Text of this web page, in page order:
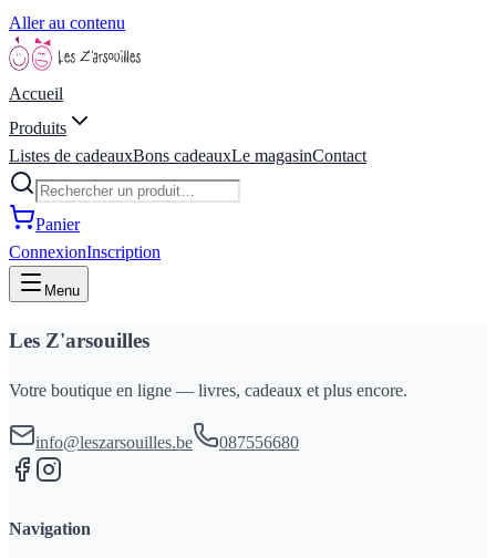
Aller au contenu
Accueil
Produits
Listes de cadeauxBons cadeauxLe magasinContact
Panier
ConnexionInscription
Menu
Les Z'arsouilles
Votre boutique en ligne — livres, cadeaux et plus encore.
info@leszarsouilles.be 087556680
Navigation